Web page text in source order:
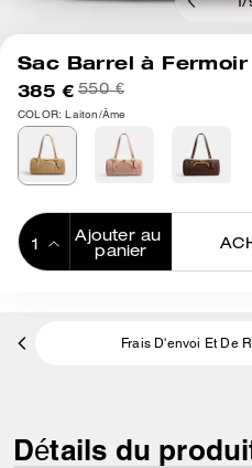
1/
Sac Barrel à
385 € 550 €
COLOR: Laiton/Âme
Ajouter au
panier
Frais D'envoi Et De
Détails du